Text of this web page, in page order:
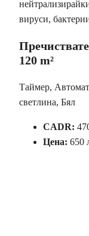
вируси,
120 m²
Таймер,
светлина, Бял
CADR:
Цена: 650